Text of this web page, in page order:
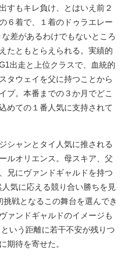
すもキレ負け、とはいえ前２
６着で、１着のドゥラエレー
差があるわけでもないところ
たともとらえられる。実績的
出走と上位クラスで、血統的
タウェイを父に持つことから
プ。本番までの３か月でどこ
めての１番人気に支持されて
シャンとタイ人気に推される
ルオリエンス。母スキア、父
兄にヴァンドギャルドを持つ
気に応える競り合い勝ちを見
戦となるこの舞台を選んでき
ァンドギャルドのイメージも
いう距離に若干不安が残りつ
期待を寄せた。